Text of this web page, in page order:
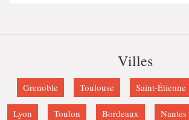
Villes
Grenoble Toulouse Saint-Étienne
Lyon Toulon Bordeaux Nantes